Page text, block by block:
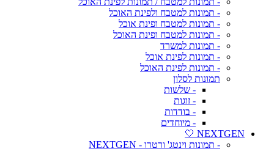
- תמונות למטבח ולפינת האוכל
- תמונות למטבח ופינת אוכל
- תמונות למטבח ופינת האוכל
- תמונות למשרד
- תמונות לפינת אוכל
- תמונות לפינת האוכל
תמונות לסלון
- שלשות
- זוגות
- בודדות
- מיוחדים
NEXTGEN 🤍
- תמונות וינטג' ורטרו - NEXTGEN